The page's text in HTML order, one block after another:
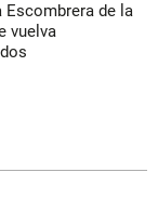
Escombrera de la
vuelva